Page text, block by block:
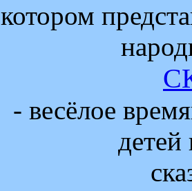
котором
- весёлое
детей